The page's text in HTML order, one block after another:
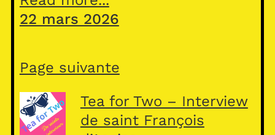
22 mars 2026
Page suivante
Tea for Two – Interview
de saint François